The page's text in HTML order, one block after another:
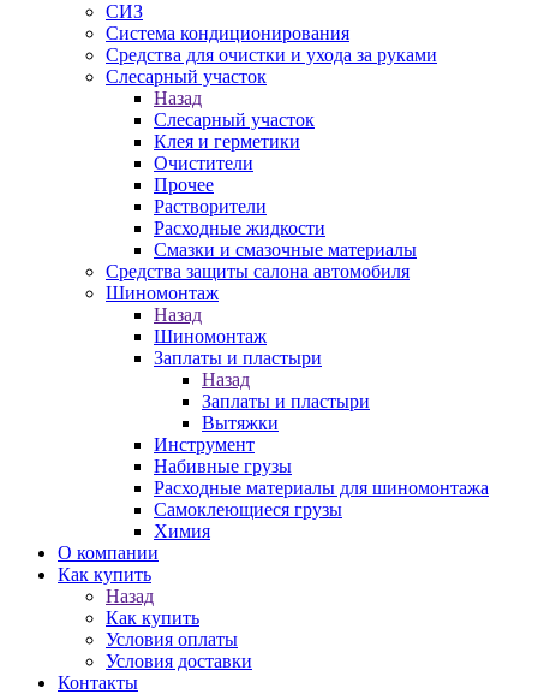
СИЗ
Система кондиционирования
Средства для очистки и ухода за руками
Слесарный участок
Назад
Слесарный участок
Клея и герметики
Очистители
Прочее
Растворители
Расходные жидкости
Смазки и смазочные материалы
Средства защиты салона автомобиля
Шиномонтаж
Назад
Шиномонтаж
Заплаты и пластыри
Назад
Заплаты и пластыри
Вытяжки
Инструмент
Набивные грузы
Расходные материалы для шиномонтажа
Самоклеющиеся грузы
Химия
О компании
Как купить
Назад
Как купить
Условия оплаты
Условия доставки
Контакты